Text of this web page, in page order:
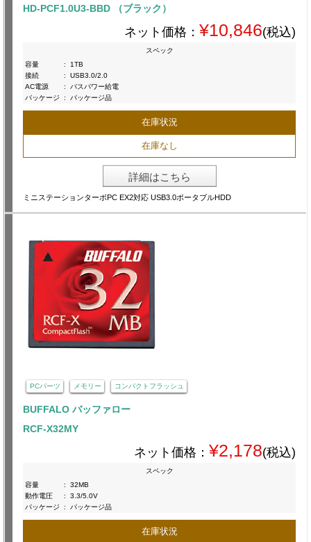
HD-PCF1.0U3-BBD （ブラック）
ネット価格： ¥10,846(税込)
スペック
容量
:
1TB
接続
:
USB3.0/2.0
AC電源
:
バスパワー給電
パッケージ
: パッケージ品
在庫状況
在庫なし
詳細はこちら
ミニステーションターボPC EX2対応 USB3.0ポータブルHDD
PCパーツ メモリー コンパクトフラッシュ
BUFFALO バッファロー
RCF-X32MY
ネット価格： ¥2,178(税込)
スペック
容量
:
32MB
動作電圧
:
3.3/5.0V
パッケージ
: パッケージ品
在庫状況